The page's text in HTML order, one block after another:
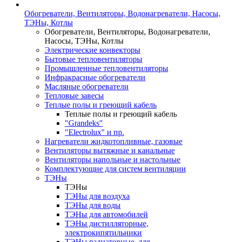
Обогреватели, Вентиляторы, Водонагреватели, Насосы,
ТЭНы, Котлы
Обогреватели, Вентиляторы, Водонагреватели,
Насосы, ТЭНы, Котлы
Электрические конвекторы
Бытовые тепловентиляторы
Промышленные тепловентиляторы
Инфракрасные обогреватели
Масляные обогреватели
Тепловые завесы
Теплые полы и греющий кабель
Теплые полы и греющий кабель
"Grandeks"
"Electrolux" и пр.
Нагреватели жидкотопливные, газовые
Вентиляторы вытяжные и канальные
Вентиляторы напольные и настольные
Комплектующие для систем вентиляции
ТЭНы
ТЭНы
ТЭНы для воздуха
ТЭНы для воды
ТЭНы для автомобилей
ТЭНы дистилляторные,
электрокипятильники